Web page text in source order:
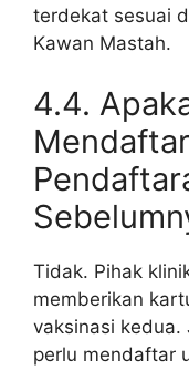
terdekat sesuai
Kawan Mastah.
4.4.
Tidak. Pihak
memberikan
vaksinasi
perlu mendaftar